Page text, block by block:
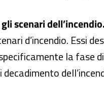
scenari
d’incendio. Essi
la